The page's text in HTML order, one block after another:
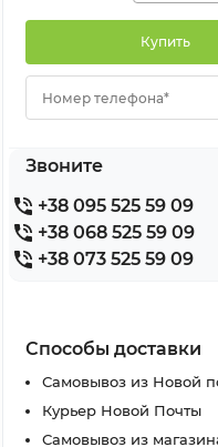
Купить
Номер телефона*
Звоните
+38 095 525 59 09
+38 068 525 59 09
+38 073 525 59 09
Способы доставки
Самовывоз из Новой
Курьер Новой Почты
Самовывоз из